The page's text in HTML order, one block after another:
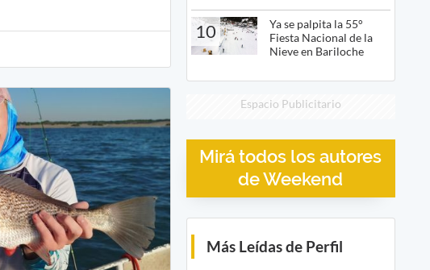
10
Ya se palpita la 55°
Fiesta Nacional de la
Nieve en Bariloche
Espacio Publicitario
Mirá todos los autores
de Weekend
Más Leídas de Perfil